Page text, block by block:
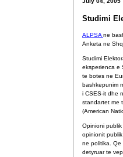
Studimi
ALPSA ne
Anketa ne
Studimi
eksperienca e
te botes ne
bashkepunim
i CSES-it dhe
standartet me
(American
Opinioni
opinionit
ne politika.
detyruar te